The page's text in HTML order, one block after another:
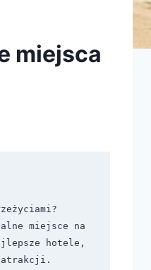
miejsca
miejsce na
hotele,
atrakcji.